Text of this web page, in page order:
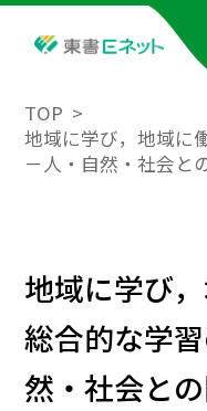
TOP
地域に学び，地域に
－人・自然・社会と
地域に学び
総合的な学
然・社会と